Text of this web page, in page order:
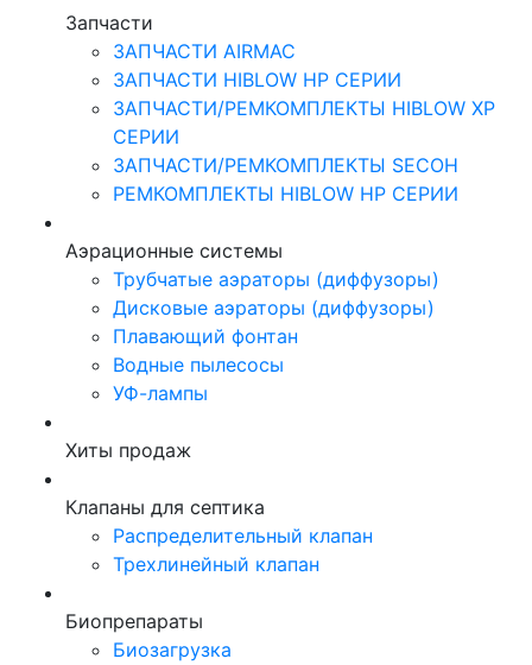
Запчасти
ЗАПЧАСТИ AIRMAC
ЗАПЧАСТИ HIBLOW HP СЕРИИ
ЗАПЧАСТИ/РЕМКОМПЛЕКТЫ HIBLOW XP
СЕРИИ
ЗАПЧАСТИ/РЕМКОМПЛЕКТЫ SECOH
РЕМКОМПЛЕКТЫ HIBLOW HP СЕРИИ
Аэрационные системы
Трубчатые аэраторы (диффузоры)
Дисковые аэраторы (диффузоры)
Плавающий фонтан
Водные пылесосы
УФ-лампы
Хиты продаж
Клапаны для септика
Распределительный клапан
Трехлинейный клапан
Биопрепараты
Биозагрузка